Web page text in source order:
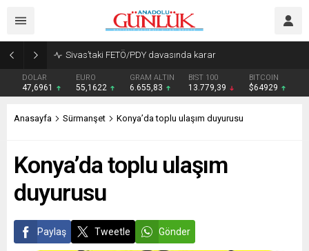
Sivas’taki FETÖ/PDY davasında karar
DOLAR
47,6961
EURO
55,1622
GRAM ALTIN
6.655,83
BIST 100
13.779,39
BITCOIN
$64929
Anasayfa Sürmanşet Konya’da toplu ulaşım duyurusu
Konya’da toplu ulaşım
duyurusu
Paylaş Tweetle Gönder